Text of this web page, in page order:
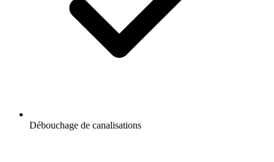
Débouchage de canalisations